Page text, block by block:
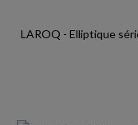
LAROQ - Elliptique